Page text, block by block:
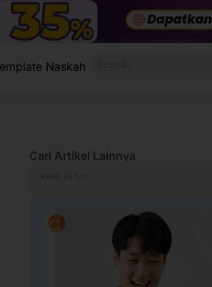
Naskah
Cari Artikel Lainnya